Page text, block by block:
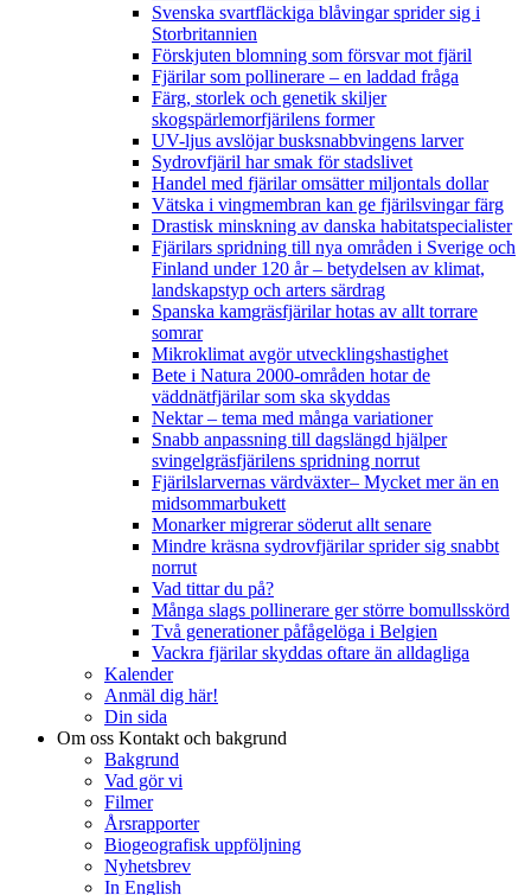
Svenska svartfläckiga blåvingar sprider sig i
Storbritannien
Förskjuten blomning som försvar mot fjäril
Fjärilar som pollinerare – en laddad fråga
Färg, storlek och genetik skiljer
skogspärlemorfjärilens former
UV-ljus avslöjar busksnabbvingens larver
Sydrovfjäril har smak för stadslivet
Handel med fjärilar omsätter miljontals dollar
Vätska i vingmembran kan ge fjärilsvingar färg
Drastisk minskning av danska habitatspecialister
Fjärilars spridning till nya områden i Sverige och
Finland under 120 år– betydelsen av klimat,
landskapstyp och arters särdrag
Spanska kamgräsfjärilar hotas av allt torrare
somrar
Mikroklimat avgör utvecklingshastighet
Bete i Natura 2000-områden hotar de
väddnätfjärilar som ska skyddas
Nektar – tema med många variationer
Snabb anpassning till dagslängd hjälper
svingelgräsfjärilens spridning norrut
Fjärilslarvernas värdväxter– Mycket mer än en
midsommarbukett
Monarker migrerar söderut allt senare
Mindre kräsna sydrovfjärilar sprider sig snabbt
norrut
Vad tittar du på?
Många slags pollinerare ger större bomullsskörd
Två generationer påfågelöga i Belgien
Vackra fjärilar skyddas oftare än alldagliga
Kalender
Anmäl dig här!
Din sida
Om oss Kontakt och bakgrund
Bakgrund
Vad gör vi
Filmer
Årsrapporter
Biogeografisk uppföljning
Nyhetsbrev
In English